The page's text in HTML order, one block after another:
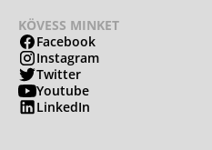
KÖVESS MINKET
Facebook
Instagram
Twitter
Youtube
LinkedIn